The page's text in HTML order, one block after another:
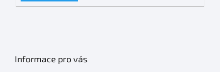
Informace pro vás